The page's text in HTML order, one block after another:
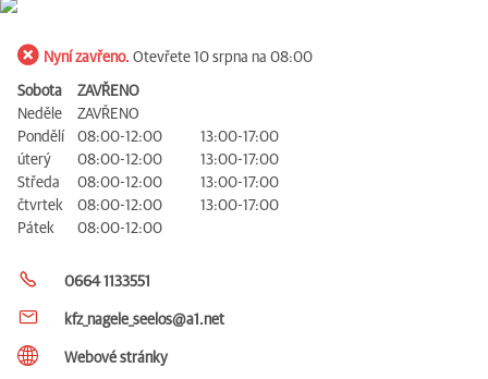
Nyní zavřeno. Otevřete 10 srpna na 08:00
Sobota
ZAVŘENO
Neděle
ZAVŘENO
Pondělí
08:00-12:00
13:00-17:00
úterý
08:00-12:00
13:00-17:00
Středa
08:00-12:00
13:00-17:00
čtvrtek
08:00-12:00
13:00-17:00
Pátek
08:00-12:00
0664 1133551
kfz_nagele_seelos@a1.net
Webové stránky